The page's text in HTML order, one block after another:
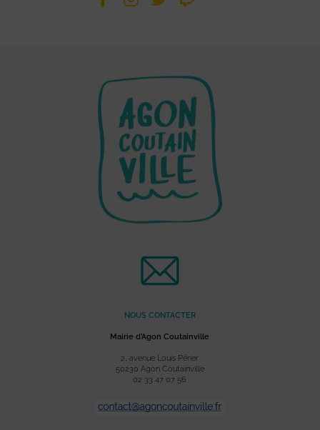
NOUS CONTACTER
Mairie d’Agon Coutainville
2, avenue Louis Périer
50230 Agon Coutainville
02 33 47 07 56